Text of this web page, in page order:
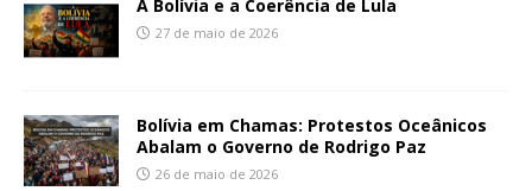
A Bolívia e a Coerência de Lula
27 de maio de 2026
Bolívia em Chamas: Protestos Oceânicos
Abalam o Governo de Rodrigo Paz
26 de maio de 2026